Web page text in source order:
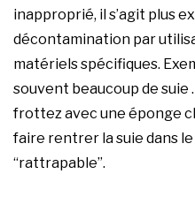
inapproprié, il s’agit plus
décontamination par
matériels spécifiques.
souvent beaucoup de suie
frottez avec une éponge
faire rentrer la suie dans
“rattrapable”.